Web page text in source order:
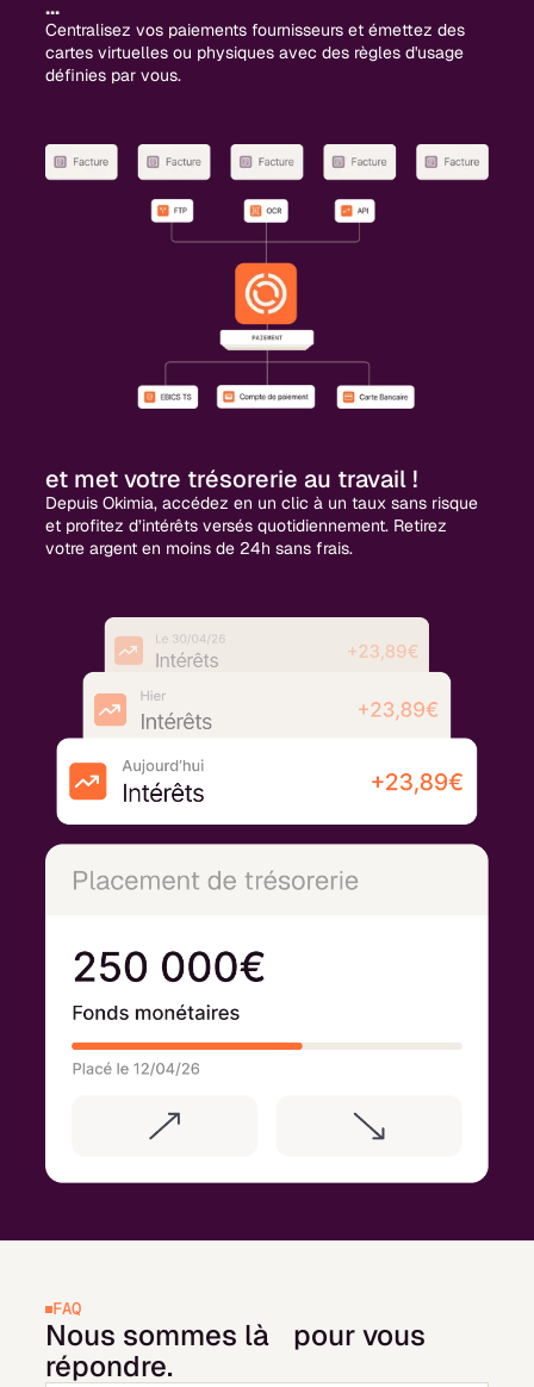
Centralisez vos paiements fournisseurs et émettez des
cartes virtuelles ou physiques avec des règles d'usage
définies par vous.
et met votre trésorerie au travail !
Depuis Okimia, accédez en un clic à un taux sans risque
et profitez d’intérêts versés quotidiennement. Retirez
votre argent en moins de 24h sans frais.
FAQ
Nous sommes là pour vous
répondre.